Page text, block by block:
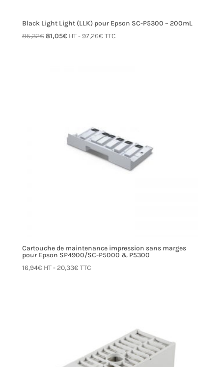
Black Light Light (LLK) pour Epson SC-P5300 – 200mL
85,32€Le
81,05€LeHT - 97,26€ TTC
Cartouche de maintenance impression sans marges
pour Epson SP4900/SC-P5000 & P5300
16,94€ HT - 20,33€ TTC